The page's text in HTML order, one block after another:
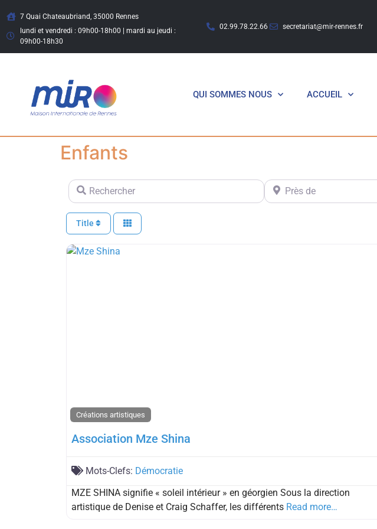
7 Quai Chateaubriand, 35000 Rennes
lundi et vendredi : 09h00-18h00 | mardi au jeudi :
09h00-18h30
02.99.78.22.66 secretariat@mir-rennes.fr
QUI SOMMES NOUS ACCUEIL
Enfants
Rechercher Près de
Title
Créations artistiques
Association Mze Shina
Mots-Clefs: Démocratie
MZE SHINA signifie « soleil intérieur » en géorgien Sous la direction
artistique de Denise et Craig Schaffer, les différents Read more…